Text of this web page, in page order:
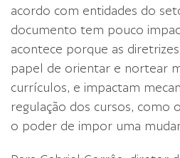
acordo com entidades do
documento tem pouco
acontece porque as
papel de orientar e nortear
currículos, e impactam
regulação dos cursos, como
o poder de impor uma